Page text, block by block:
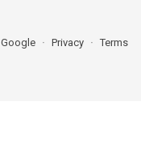
Google Privacy Terms